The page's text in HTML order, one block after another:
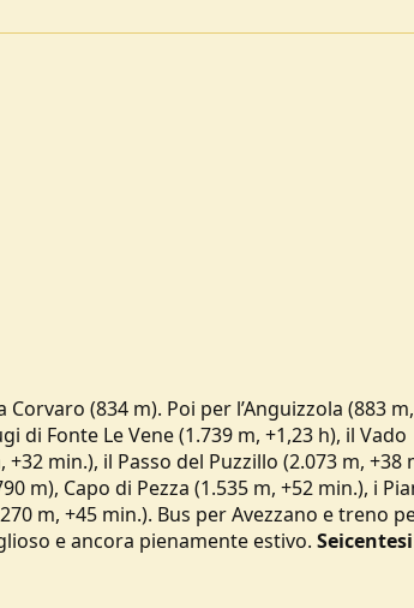
(834 m). Poi per l’Anguizzola (883
di Fonte Le Vene (1.739 m, +1,23 h), il Vado
min.), il Passo del Puzzillo (2.073 m, +38
m), Capo di Pezza (1.535 m, +52 min.), i
m, +45 min.). Bus per Avezzano e treno
e ancora pienamente estivo.